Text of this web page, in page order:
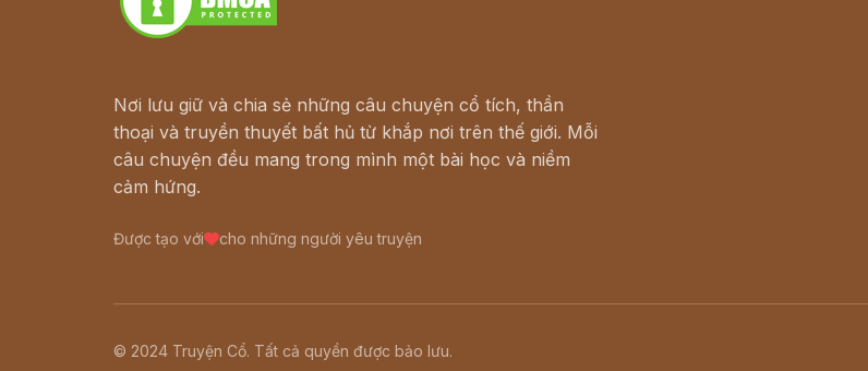
Nơi lưu giữ và chia sẻ những câu chuyện cổ tích, thần
thoại và truyền thuyết bất hủ từ khắp nơi trên thế giới. Mỗi
câu chuyện đều mang trong mình một bài học và niềm
cảm hứng.
Được tạo với cho những người yêu truyện
© 2024 Truyện Cổ. Tất cả quyền được bảo lưu.